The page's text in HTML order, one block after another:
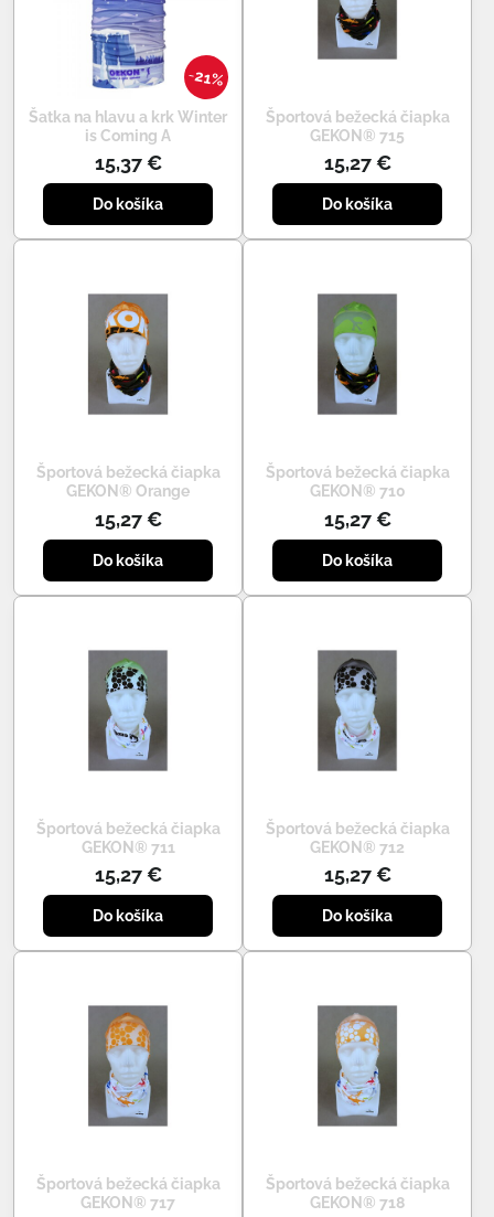
21%
Šatka na hlavu a krk Winter
is Coming A
15,37 €
Do košíka
Športová bežecká čiapka
GEKON® 715
15,27 €
Do košíka
Športová bežecká čiapka
GEKON® Orange
15,27 €
Do košíka
Športová bežecká čiapka
GEKON® 710
15,27 €
Do košíka
Športová bežecká čiapka
GEKON® 711
15,27 €
Do košíka
Športová bežecká čiapka
GEKON® 712
15,27 €
Do košíka
Športová bežecká čiapka
GEKON® 717
Športová bežecká čiapka
GEKON® 718